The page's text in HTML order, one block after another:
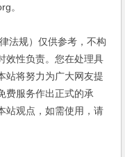
。
规）仅供参考，不构
效性负责。您在处理具
站将努力为广大网友提
费服务作出正式的承
站观点，如需使用，请